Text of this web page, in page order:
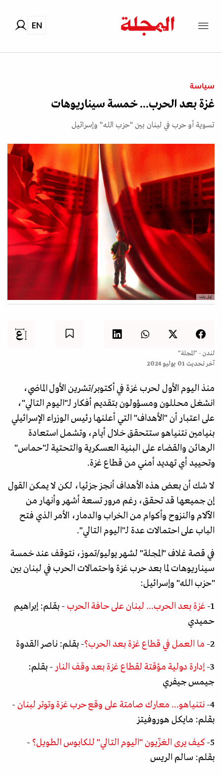
EN
سياسة
غزة بعد الحرب... خمسة سيناريوهات
تسوية أو حرب في لبنان بين "حزب الله" وإسرائيل
إوان وايت
لندن - "المجلة"
آخر تحديث 01 يوليو 2024
منذ اليوم الأول لحرب غزة في أكتوبر/تشرين الأول الماضي،
انشغل محللون ومسؤولون بتقديم أفكار لـ"اليوم التالي"،
على اعتبار أن "الأهداف" التي أعلنها رئيس الوزراء الإسرائيلي
بنيامين نتنياهو ستتحقق خلال أيام، وتشمل استعادة
الرهائن والقضاء على البنية العسكرية والتحتية لـ"حماس"
وتحييد أي تهديد أمني من قطاع غزة.
لا شك أن بعض هذه الأهداف أنجز جزئيا، لكن لا يمكن القول
إن جميعها قد تحقق، رغم مرور تسعة أشهر وأنهار من
الآلام والنزوح وأكوام من الخراب والدمار، الأمر الذي فتح
الباب على احتمالات عدة لـ"اليوم التالي".
في قصة غلاف "المجلة" لشهر يوليو/تموز، نتوقف عند خمسة
سيناريوهات لما بعد حرب غزة واحتمالات الحرب في لبنان بين
"حزب الله" وإسرائيل:
1- غزة بعد الحرب... لبنان على حافة الحرب - بقلم: إبراهيم
حميدي
2- ما العمل في قطاع غزة بعد الحرب؟- بقلم: ناصر القدوة
3- إدارة دولية مؤقتة لقطاع غزة بعد وقف النار - بقلم:
جيمس جيفري
4- نتنياهو... معارك صامتة على وقع حرب غزة وتوتر لبنان -
بقلم: مايكل هوروفيتز
5- كيف يرى الغزّيون "اليوم التالي" للكابوس الطويل؟ -
بقلم: سالم الريس